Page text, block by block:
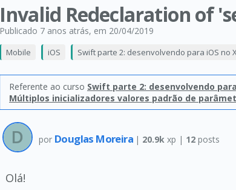
Invalid Redeclaration of
Publicado 7 anos atrás, em 20/04/2019
Mobile iOS Swift parte 2: desenvolvendo para iOS no
Referente ao curso Swift parte 2: desenvolvendo
Múltiplos inicializadores valores padrão de
por Douglas Moreira | 20.9k xp | 12 posts
Olá!